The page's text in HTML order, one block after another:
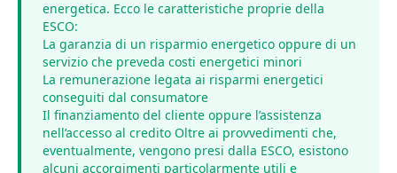
energetica. Ecco le caratteristiche proprie della
ESCO:
La garanzia di un risparmio energetico oppure di un
servizio che preveda costi energetici minori
La remunerazione legata ai risparmi energetici
conseguiti dal consumatore
Il finanziamento del cliente oppure l’assistenza
nell’accesso al credito Oltre ai provvedimenti che,
eventualmente, vengono presi dalla ESCO, esistono
alcuni accorgimenti particolarmente utili e